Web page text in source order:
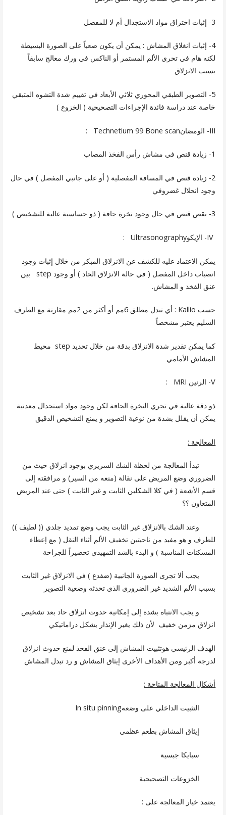
3- إثبات اختراق مواد الاستجدال أم لا للمفصل
4- إثبات انغلاق المشاش : يمكن أن يكون صعباً على الصورة البسيطة
لكنه هام في تحري الألم المستمر أو الناكس في ورك معالج سابقاً
بسبب الانزلاق
5- التصوير الطبقي المحوري ثلاثي الأبعاد في تقييم شدة التشوه المتبقي
خاصة عند دراسة فائدة الإجراءات التصحيحية ( الخزوع )
III- الومضانTechnetium 99 Bone scan :
1- زيادة قنص في مشاش رأس الفخذ المصاب
2- زيادة قنص في المسافة المفصلية ( أو على جانبي المفصل ) في حال
وجود انحلال غضروفي
3- نقص قنص في حال وجود نخرة جافة ( ذو حساسية عالية للتشخيص )
يمكن الاعتماد عليه للكشف عن الانزلاق المبكر من خلال إثبات وجود
انصباب داخل المفصل ( في حالة الانزلاق الحاد ) أو وجود step بين
عنق الفخذ و المشاش.
حسب Kallio : أي تبدل مطلق 6مم أو أكثر من 2مم مقارنة مع الطرف
السليم يعتبر مشخصاً
كما يمكن تقدير شدة الانزلاق بدقة من خلال تحديد step محيط
المشاش الأمامي
V- الرنين MRI :
ذو دقة عالية في تحري النخرة الجافة لكن وجود مواد استجدال معدنية
يمكن أن يقلل بشدة من نوعية التصوير و يمنع التشخيص الدقيق
المعالجة :
تبدأ المعالجة من لحظة الشك السريري بوجود انزلاق حيث من
الضروري وضع المريض على نقالة (منعه من السير) و مرافقته إلى
قسم الأشعة ( في كلا الشكلين الثابت و غير الثابت ) حتى عند المريض
المتعاون ؟؟
وعند الشك بالانزلاق غير الثابت يجب وضع تمديد جلدي (( لطيف ))
للطرف و هو مفيد من ناحيتين تخفيف الألم أثناء النقل ( مع إعطاء
المسكنات المناسبة ) و البدء بالشد التمهيدي تحضيراً للجراحة
يجب ألا تجرى الصورة الجانبية (ضفدع ) في الانزلاق غير الثابت
بسبب الألم الشديد غير الضروري الذي تحدثه وضعية التصوير
و يجب الانتباه بشدة إلى إمكانية حدوث انزلاق حاد بعد تشخيص
انزلاق مزمن خفيف لأن ذلك يغير الإنذار بشكل دراماتيكي
الهدف الرئيسي هوتثبيت المشاش إلى عنق الفخذ لمنع حدوث انزلاق
لدرجة أكبر ومن الأهداف الأخرى إيثاق المشاش و رد تبدل المشاش
أشكال المعالجة المتاحة :
التثبيت الداخلي على وضعهIn situ pinning
إيثاق المشاش بطعم عظمي
سبايكا جبسية
الخزوعات التصحيحية
يعتمد خيار المعالجة على :